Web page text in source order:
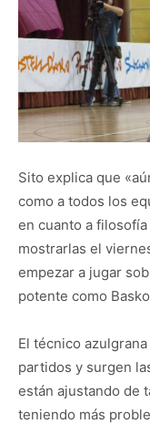
Sito explica que
como a todos los
en cuanto a
mostrarlas el
empezar a jugar
potente como
El técnico
partidos y surgen
están ajustando de
teniendo más